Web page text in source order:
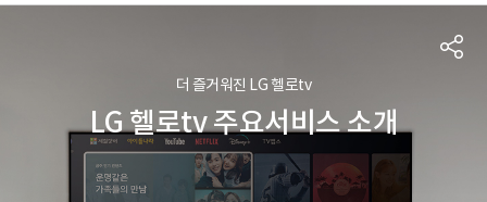
더 즐거워진 LG 헬로tv
LG 헬로tv 주요서비스 소개